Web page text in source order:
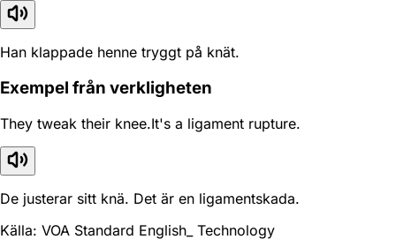
Han klappade henne tryggt på knät.
Exempel från verkligheten
They tweak their knee.It's a ligament rupture.
De justerar sitt knä. Det är en ligamentskada.
Källa: VOA Standard English_ Technology